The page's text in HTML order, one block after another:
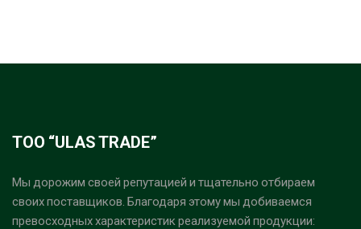
ТОО “ULAS TRADE”
Мы дорожим своей репутацией и тщательно отбираем
своих поставщиков. Благодаря этому мы добиваемся
превосходных характеристик реализуемой продукции: